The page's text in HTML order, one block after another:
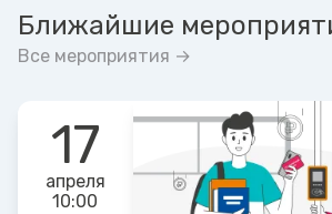
Ближайшие
Все мероприятия →
17
апреля
10:00